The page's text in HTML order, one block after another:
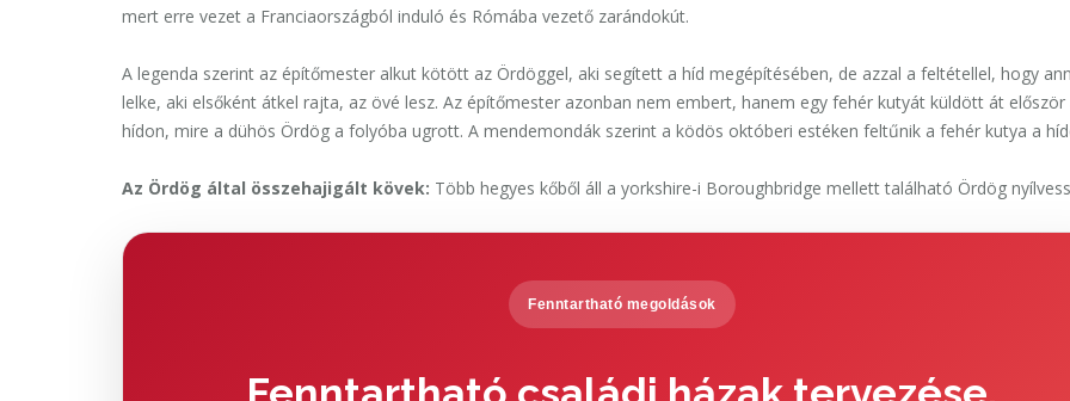
mert erre vezet a Franciaországból induló és Rómába vezető zarándokút.
A legenda szerint az építőmester alkut kötött az Ördöggel, aki segített a híd megépítésében, de azzal a feltétellel, hogy
lelke, aki elsőként átkel rajta, az övé lesz. Az építőmester azonban nem embert, hanem egy fehér kutyát küldött át először
hídon, mire a dühös Ördög a folyóba ugrott. A mendemondák szerint a ködös októberi estéken feltűnik a fehér kutya a
Az Ördög által összehajigált kövek: Több hegyes kőből áll a yorkshire-i Boroughbridge mellett található Ördög
Fenntartható megoldások